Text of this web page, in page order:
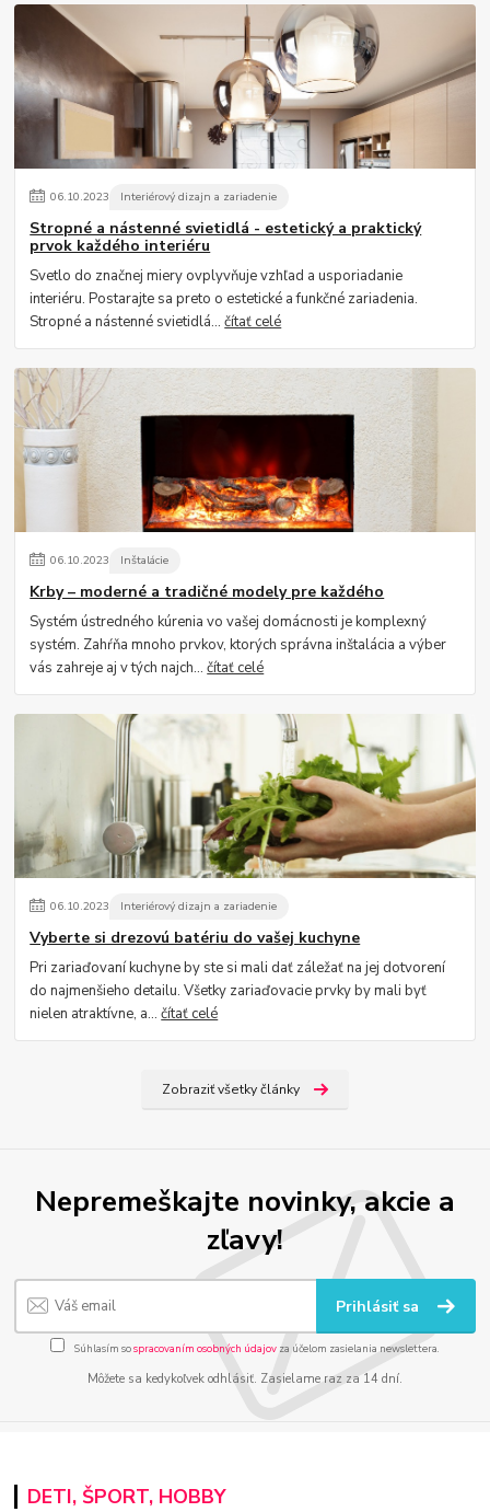
06.10.2023 Interiérový dizajn a zariadenie
Stropné a nástenné svietidlá - estetický a praktický
prvok každého interiéru
Svetlo do značnej miery ovplyvňuje vzhľad a usporiadanie
interiéru. Postarajte sa preto o estetické a funkčné zariadenia.
Stropné a nástenné svietidlá...čítať celé
06.10.2023 Inštalácie
Krby – moderné a tradičné modely pre každého
Systém ústredného kúrenia vo vašej domácnosti je komplexný
systém. Zahŕňa mnoho prvkov, ktorých správna inštalácia a výber
vás zahreje aj v tých najch...čítať celé
06.10.2023 Interiérový dizajn a zariadenie
Vyberte si drezovú batériu do vašej kuchyne
Pri zariaďovaní kuchyne by ste si mali dať záležať na jej dotvorení
do najmenšieho detailu. Všetky zariaďovacie prvky by mali byť
nielen atraktívne, a...čítať celé
Zobraziť všetky články
Nepremeškajte novinky, akcie a
zľavy!
Prihlásiť sa
Súhlasím sospracovaním osobných údajov za účelom zasielania newslettera.
Môžete sa kedykoľvek odhlásiť. Zasielame raz za 14 dní.
DETI, ŠPORT, HOBBY